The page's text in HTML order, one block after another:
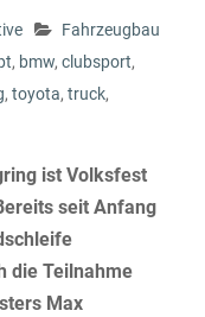
Fahrzeugbau
, bmw, clubsport,
, toyota, truck,
ist Volksfest
seit Anfang
die Teilnahme
Max